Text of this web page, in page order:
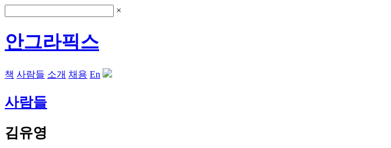
×
안그라픽스
책 사람들 소개 채용 En
사람들
김유영